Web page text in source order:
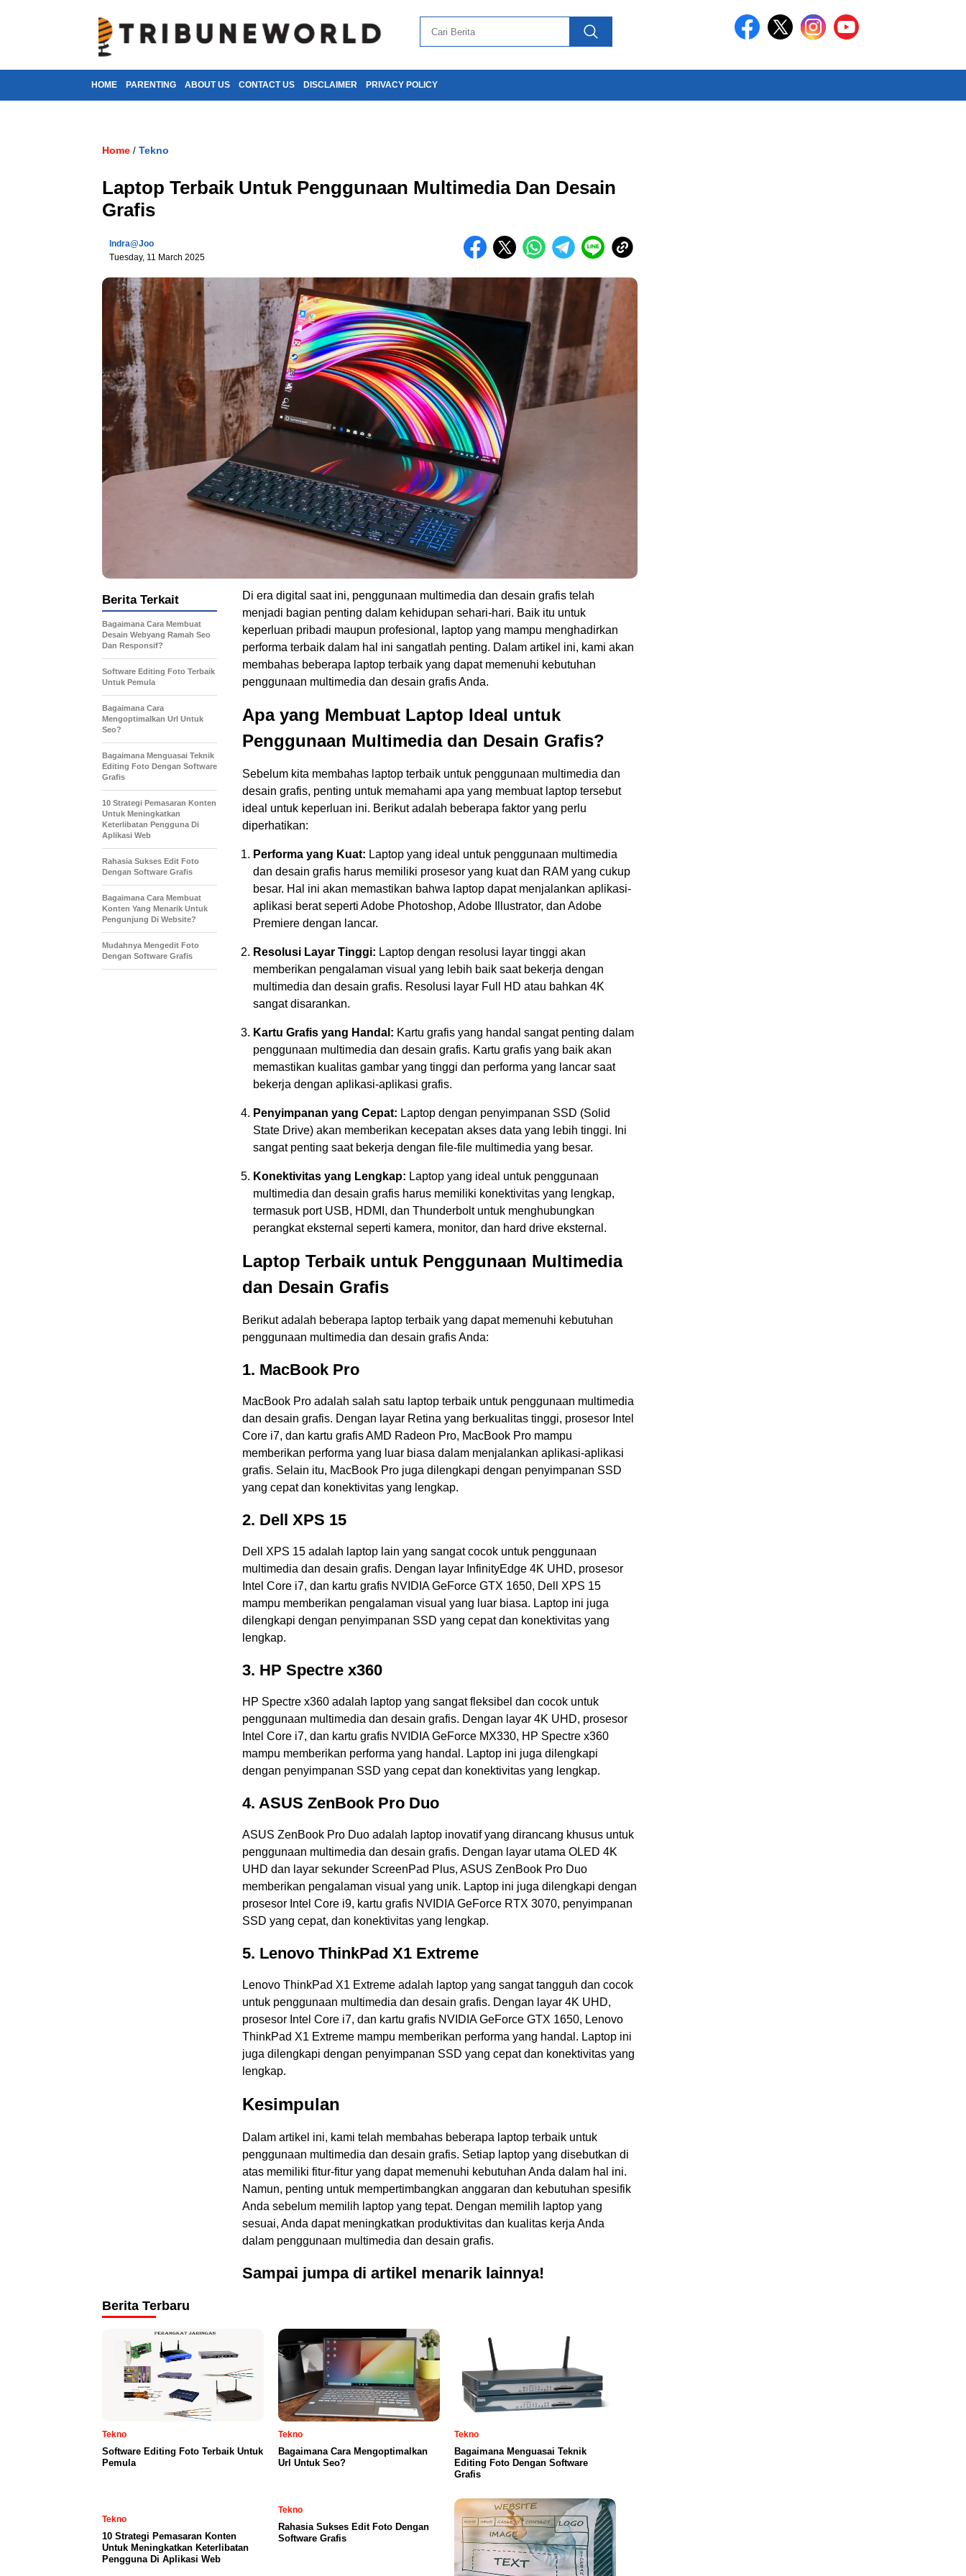
HOME PARENTING ABOUT US CONTACT US DISCLAIMER PRIVACY POLICY
Home / Tekno
Laptop Terbaik Untuk Penggunaan Multimedia Dan Desain
Grafis
Indra@joo
Tuesday, 11 March 2025
Di era digital saat ini, penggunaan multimedia dan desain grafis telah
menjadi bagian penting dalam kehidupan sehari-hari. Baik itu untuk
keperluan pribadi maupun profesional, laptop yang mampu menghadirkan
performa terbaik dalam hal ini sangatlah penting. Dalam artikel ini, kami akan
membahas beberapa laptop terbaik yang dapat memenuhi kebutuhan
penggunaan multimedia dan desain grafis Anda.
Apa yang Membuat Laptop Ideal untuk
Penggunaan Multimedia dan Desain Grafis?
Sebelum kita membahas laptop terbaik untuk penggunaan multimedia dan
desain grafis, penting untuk memahami apa yang membuat laptop tersebut
ideal untuk keperluan ini. Berikut adalah beberapa faktor yang perlu
diperhatikan:
Performa yang Kuat: Laptop yang ideal untuk penggunaan multimedia
dan desain grafis harus memiliki prosesor yang kuat dan RAM yang cukup
besar. Hal ini akan memastikan bahwa laptop dapat menjalankan aplikasi-
aplikasi berat seperti Adobe Photoshop, Adobe Illustrator, dan Adobe
Premiere dengan lancar.
Resolusi Layar Tinggi: Laptop dengan resolusi layar tinggi akan
memberikan pengalaman visual yang lebih baik saat bekerja dengan
multimedia dan desain grafis. Resolusi layar Full HD atau bahkan 4K
sangat disarankan.
Kartu Grafis yang Handal: Kartu grafis yang handal sangat penting dalam
penggunaan multimedia dan desain grafis. Kartu grafis yang baik akan
memastikan kualitas gambar yang tinggi dan performa yang lancar saat
bekerja dengan aplikasi-aplikasi grafis.
Penyimpanan yang Cepat: Laptop dengan penyimpanan SSD (Solid
State Drive) akan memberikan kecepatan akses data yang lebih tinggi. Ini
sangat penting saat bekerja dengan file-file multimedia yang besar.
Konektivitas yang Lengkap: Laptop yang ideal untuk penggunaan
multimedia dan desain grafis harus memiliki konektivitas yang lengkap,
termasuk port USB, HDMI, dan Thunderbolt untuk menghubungkan
perangkat eksternal seperti kamera, monitor, dan hard drive eksternal.
Laptop Terbaik untuk Penggunaan Multimedia
dan Desain Grafis
Berikut adalah beberapa laptop terbaik yang dapat memenuhi kebutuhan
penggunaan multimedia dan desain grafis Anda:
1. MacBook Pro
MacBook Pro adalah salah satu laptop terbaik untuk penggunaan multimedia
dan desain grafis. Dengan layar Retina yang berkualitas tinggi, prosesor Intel
Core i7, dan kartu grafis AMD Radeon Pro, MacBook Pro mampu
memberikan performa yang luar biasa dalam menjalankan aplikasi-aplikasi
grafis. Selain itu, MacBook Pro juga dilengkapi dengan penyimpanan SSD
yang cepat dan konektivitas yang lengkap.
2. Dell XPS 15
Dell XPS 15 adalah laptop lain yang sangat cocok untuk penggunaan
multimedia dan desain grafis. Dengan layar InfinityEdge 4K UHD, prosesor
Intel Core i7, dan kartu grafis NVIDIA GeForce GTX 1650, Dell XPS 15
mampu memberikan pengalaman visual yang luar biasa. Laptop ini juga
dilengkapi dengan penyimpanan SSD yang cepat dan konektivitas yang
lengkap.
3. HP Spectre x360
HP Spectre x360 adalah laptop yang sangat fleksibel dan cocok untuk
penggunaan multimedia dan desain grafis. Dengan layar 4K UHD, prosesor
Intel Core i7, dan kartu grafis NVIDIA GeForce MX330, HP Spectre x360
mampu memberikan performa yang handal. Laptop ini juga dilengkapi
dengan penyimpanan SSD yang cepat dan konektivitas yang lengkap.
4. ASUS ZenBook Pro Duo
ASUS ZenBook Pro Duo adalah laptop inovatif yang dirancang khusus untuk
penggunaan multimedia dan desain grafis. Dengan layar utama OLED 4K
UHD dan layar sekunder ScreenPad Plus, ASUS ZenBook Pro Duo
memberikan pengalaman visual yang unik. Laptop ini juga dilengkapi dengan
prosesor Intel Core i9, kartu grafis NVIDIA GeForce RTX 3070, penyimpanan
SSD yang cepat, dan konektivitas yang lengkap.
5. Lenovo ThinkPad X1 Extreme
Lenovo ThinkPad X1 Extreme adalah laptop yang sangat tangguh dan cocok
untuk penggunaan multimedia dan desain grafis. Dengan layar 4K UHD,
prosesor Intel Core i7, dan kartu grafis NVIDIA GeForce GTX 1650, Lenovo
ThinkPad X1 Extreme mampu memberikan performa yang handal. Laptop ini
juga dilengkapi dengan penyimpanan SSD yang cepat dan konektivitas yang
lengkap.
Kesimpulan
Dalam artikel ini, kami telah membahas beberapa laptop terbaik untuk
penggunaan multimedia dan desain grafis. Setiap laptop yang disebutkan di
atas memiliki fitur-fitur yang dapat memenuhi kebutuhan Anda dalam hal ini.
Namun, penting untuk mempertimbangkan anggaran dan kebutuhan spesifik
Anda sebelum memilih laptop yang tepat. Dengan memilih laptop yang
sesuai, Anda dapat meningkatkan produktivitas dan kualitas kerja Anda
dalam penggunaan multimedia dan desain grafis.
Sampai jumpa di artikel menarik lainnya!
Berita Terkait
Bagaimana Cara Membuat
Desain Webyang Ramah Seo
Dan Responsif?
Software Editing Foto Terbaik
Untuk Pemula
Bagaimana Cara
Mengoptimalkan Url Untuk
Seo?
Bagaimana Menguasai Teknik
Editing Foto Dengan Software
Grafis
10 Strategi Pemasaran Konten
Untuk Meningkatkan
Keterlibatan Pengguna Di
Aplikasi Web
Rahasia Sukses Edit Foto
Dengan Software Grafis
Bagaimana Cara Membuat
Konten Yang Menarik Untuk
Pengunjung Di Website?
Mudahnya Mengedit Foto
Dengan Software Grafis
Berita Terbaru
Tekno
Software Editing Foto Terbaik Untuk
Pemula
Tekno
Bagaimana Cara Mengoptimalkan
Url Untuk Seo?
Tekno
Bagaimana Menguasai Teknik
Editing Foto Dengan Software
Grafis
Tekno
10 Strategi Pemasaran Konten
Untuk Meningkatkan Keterlibatan
Pengguna Di Aplikasi Web
Tekno
Rahasia Sukses Edit Foto Dengan
Software Grafis